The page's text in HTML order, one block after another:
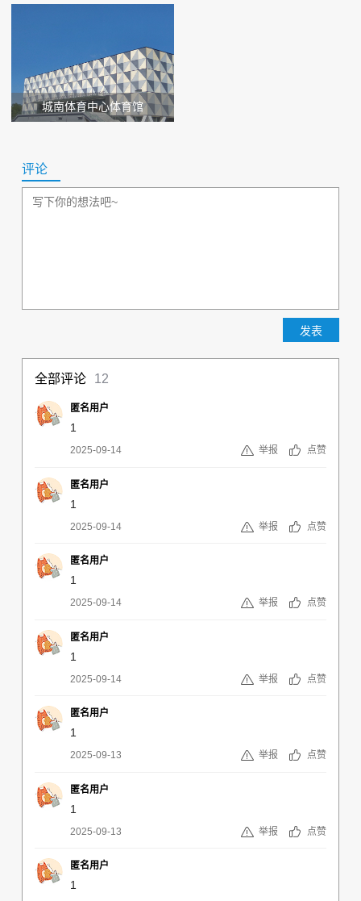
城南体育中心体育馆
评论
全部评论 12
匿名用户
1
2025-09-14 点赞
举报
匿名用户
1
2025-09-14 点赞
举报
匿名用户
1
2025-09-14 点赞
举报
匿名用户
1
2025-09-14 点赞
举报
匿名用户
1
2025-09-13 点赞
举报
匿名用户
1
2025-09-13 点赞
举报
匿名用户
1